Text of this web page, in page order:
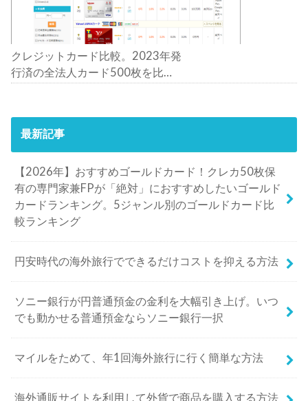
クレジットカード比較。2023年発
行済の全法人カード500枚を比
最新記事
【2026年】おすすめゴールドカード！クレカ50枚保
有の専門家兼FPが「絶対」におすすめしたいゴールド
カードランキング。5ジャンル別のゴールドカード比
較ランキング
円安時代の海外旅行でできるだけコストを抑える方法
ソニー銀行が円普通預金の金利を大幅引き上げ。いつ
でも動かせる普通預金ならソニー銀行一択
マイルをためて、年1回海外旅行に行く簡単な方法
海外通販サイトを利用して外貨で商品を購入する方法